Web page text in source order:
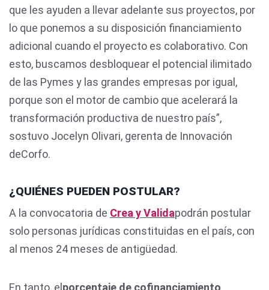
que les ayuden a llevar adelante sus proyectos, por
lo que ponemos a su disposición financiamiento
adicional cuando el proyecto es colaborativo. Con
esto, buscamos desbloquear el potencial ilimitado
de las Pymes y las grandes empresas por igual,
porque son el motor de cambio que acelerará la
transformación productiva de nuestro país”,
sostuvo Jocelyn Olivari, gerenta de Innovación
deCorfo.
¿QUIÉNES PUEDEN POSTULAR?
A la convocatoria de Crea y Validapodrán postular
solo personas jurídicas constituidas en el país, con
al menos 24 meses de antigüedad.
En tanto, el porcentaje de cofinanciamiento